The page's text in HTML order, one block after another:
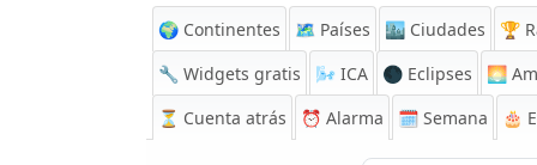
🌍 Continentes 🗺️ Países 🏙️ Ciudades 🏆
🔧 Widgets gratis
🌬️ ICA 🌑 Eclipses 🌅
⏳ Cuenta atrás ⏰ Alarma 🗓️ Semana 🎂